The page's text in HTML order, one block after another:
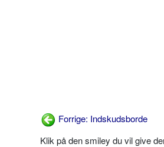
Forrige: Indskudsborde
Klik på den smiley du vil give